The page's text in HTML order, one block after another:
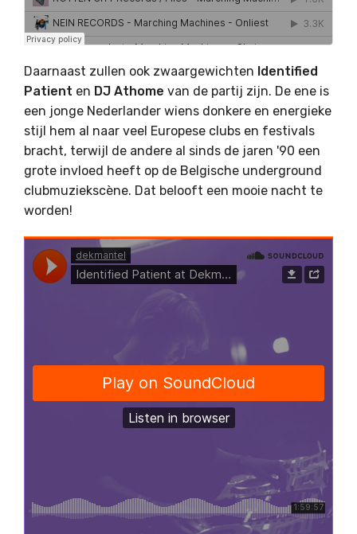
Daarnaast zullen ook zwaargewichten Identified
Patient en DJ Athome van de partij zijn. De ene is
een jonge Nederlander wiens donkere en energieke
stijl hem al naar veel Europese clubs en festivals
bracht, terwijl de andere al sinds de jaren '90 een
grote invloed heeft op de Belgische underground
clubmuziekscène. Dat belooft een mooie nacht te
worden!